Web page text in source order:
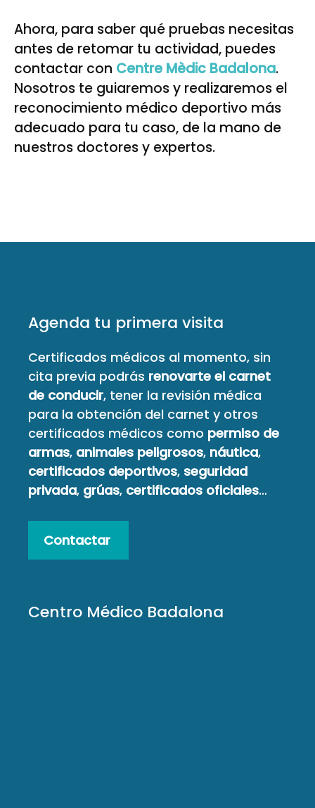
Ahora, para saber qué pruebas necesitas
antes de retomar tu actividad, puedes
contactar con Centre Mèdic Badalona.
Nosotros te guiaremos y realizaremos el
reconocimiento médico deportivo más
adecuado para tu caso, de la mano de
nuestros doctores y expertos.
Agenda tu primera visita
Certificados médicos al momento, sin
cita previa podrás renovarte el carnet
de conducir, tener la revisión médica
para la obtención del carnet y otros
certificados médicos como permiso de
armas, animales peligrosos, náutica,
certificados deportivos, seguridad
privada, grúas, certificados oficiales…
Contactar
Centro Médico Badalona